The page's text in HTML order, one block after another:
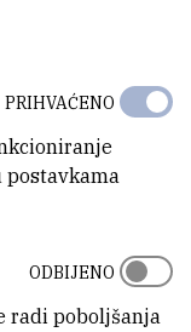
postavkama
PRIHVAĆENO
radi poboljšanja
ODBIJENO